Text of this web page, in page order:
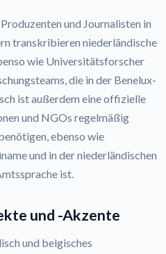
und Journalisten in
transkribieren niederländische
wie Universitätsforscher
die in der Benelux-
ist außerdem eine offizielle
und NGOs regelmäßig
ebenso wie
und in der niederländischen
ist.
und -Akzente
und belgisches